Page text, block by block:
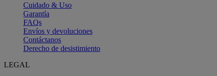
Cuidado & Uso
Garantía
FAQs
Envíos y devoluciones
Contáctanos
Derecho de desistimiento
LEGAL